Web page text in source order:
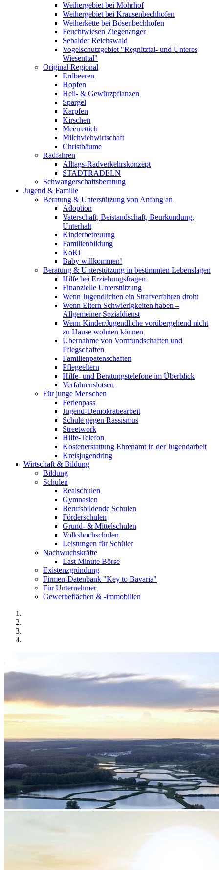
Weihergebiet bei Mohrhof
Weihergebiet bei Krausenbechhofen
Weiherkette bei Bösenbechhofen
Feuchtwiesen Ziegenanger
Sebalder Reichswald
Vogelschutzgebiet "Regnitztal- und Unteres
Wiesenttal"
Original Regional
Erdbeeren
Hopfen
Heil- & Gewürzpflanzen
Spargel
Karpfen
Kirschen
Meerrettich
Milchviehwirtschaft
Christbäume
Radfahren
Alltags-Radverkehrskonzept
STADTRADELN
Schwangerschaftsberatung
Jugend & Familie
Beratung & Unterstützung von Anfang an
Adoption
Vaterschaft, Beistandschaft, Beurkundung,
Unterhalt
Kinderbetreuung
Familienbildung
KoKi
Baby willkommen!
Beratung & Unterstützung in bestimmten Lebenslagen
Hilfe bei Erziehungsfragen
Finanzielle Unterstützung
Wenn Jugendlichen ein Strafverfahren droht
Wenn Eltern Schwierigkeiten haben –
Allgemeiner Sozialdienst
Wenn Kinder/Jugendliche vorübergehend nicht
zu Hause wohnen können
Übernahme von Vormundschaften und
Pflegschaften
Familienpatenschaften
Pflegeeltern
Hilfe- und Beratungstelefone im Überblick
Verfahrenslotsen
Für junge Menschen
Ferienpass
Jugend-Demokratiearbeit
Schule gegen Rassismus
Streetwork
Hilfe-Telefon
Kostenerstattung Ehrenamt in der Jugendarbeit
Kreisjugendring
Wirtschaft & Bildung
Bildung
Schulen
Realschulen
Gymnasien
Berufsbildende Schulen
Förderschulen
Grund- & Mittelschulen
Volkshochschulen
Leistungen für Schüler
Nachwuchskräfte
Last Minute Börse
Existenzgründung
Firmen-Datenbank "Key to Bavaria"
Für Unternehmer
Gewerbeflächen & -immobilien